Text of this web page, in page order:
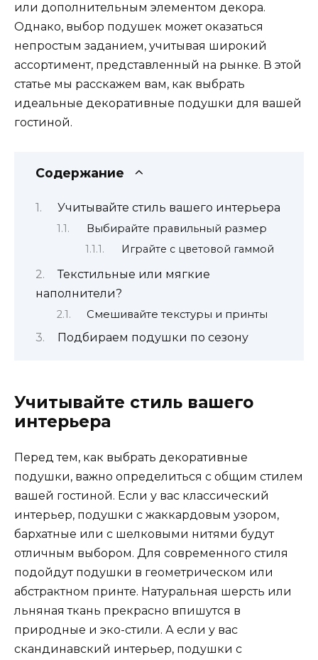
или дополнительным элементом декора.
Однако, выбор подушек может оказаться
непростым заданием, учитывая широкий
ассортимент, представленный на рынке. В этой
статье мы расскажем вам, как выбрать
идеальные декоративные подушки для вашей
гостиной.
Содержание
Учитывайте стиль вашего интерьера
Выбирайте правильный размер
Играйте с цветовой гаммой
Текстильные или мягкие
наполнители?
Смешивайте текстуры и принты
Подбираем подушки по сезону
Учитывайте стиль вашего
интерьера
Перед тем, как выбрать декоративные
подушки, важно определиться с общим стилем
вашей гостиной. Если у вас классический
интерьер, подушки с жаккардовым узором,
бархатные или с шелковыми нитями будут
отличным выбором. Для современного стиля
подойдут подушки в геометрическом или
абстрактном принте. Натуральная шерсть или
льняная ткань прекрасно впишутся в
природные и эко-стили. А если у вас
скандинавский интерьер, подушки с